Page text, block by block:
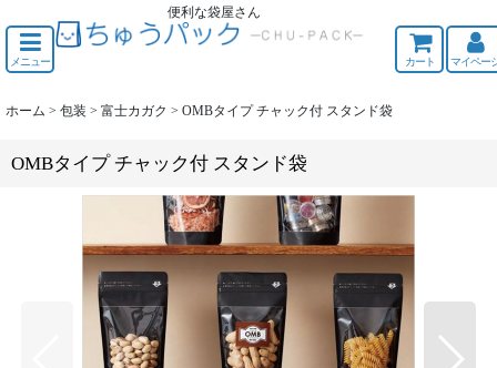
便利な袋屋さん
メニュー カート マイペー
ホーム > 包装 > 富士カガク > OMBタイプ チャック付 スタンド袋
OMBタイプ チャック付 スタンド袋